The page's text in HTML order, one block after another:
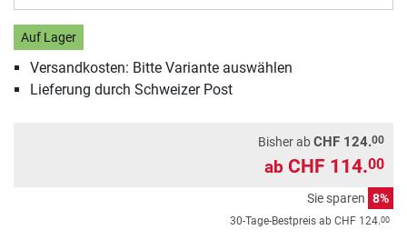
Auf Lager
Versandkosten: Bitte Variante auswählen
Lieferung durch Schweizer Post
Bisher abCHF 124.00
ab CHF 114.00
Sie sparen 8%
30-Tage-Bestpreis ab CHF 124.00